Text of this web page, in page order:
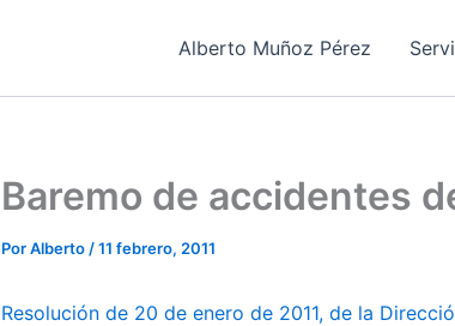
Alberto Muñoz Pérez
Baremo de accidentes
PorAlberto /11 febrero, 2011
Resolución de 20 de enero de 2011, de la